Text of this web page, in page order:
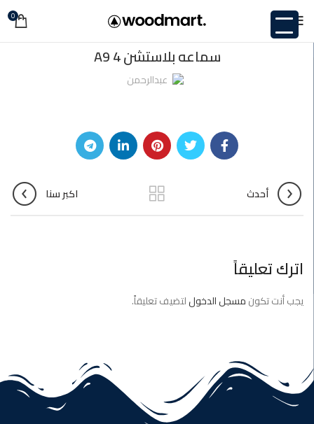
0 غير مصنف
سماعه بلاستشن 4 A9
عبدالرحمن
أحدث اكبر سنا
اترك تعليقاً
يجب أنت تكونمسجل الدخوللتضيف تعليقاً.